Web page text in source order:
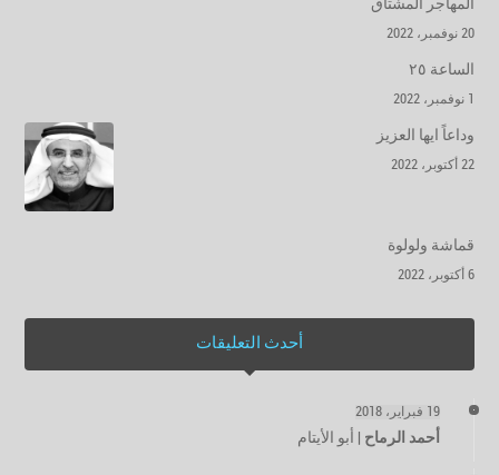
المهاجر المشتاق
20 نوفمبر، 2022
الساعة ٢٥
1 نوفمبر، 2022
وداعاً ايها العزيز
22 أكتوبر، 2022
قماشة ولولوة
6 أكتوبر، 2022
أحدث التعليقات
19 فبراير، 2018
أحمد الرماح أبو الأيتام